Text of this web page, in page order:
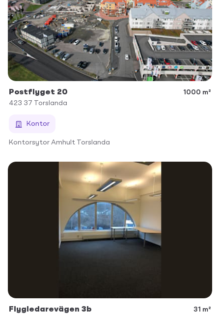
Postflyget 20
1000 m²
423 37
Torslanda
Kontor
Kontorsytor Amhult Torslanda
Flygledarevägen 3b
31 m²